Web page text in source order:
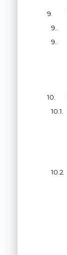
9.
9..
9..
10.
10.1.
10.2.